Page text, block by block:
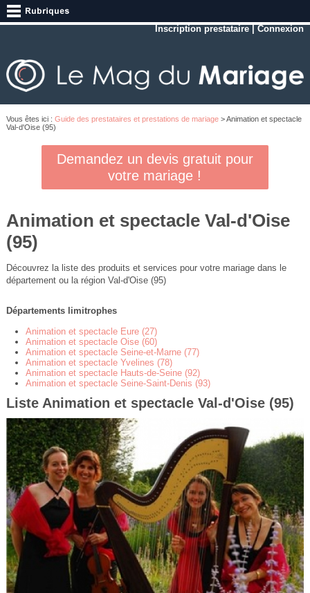
Inscription prestataire |Connexion
Vous êtes ici : Guide des prestataires et prestations de mariage> Animation et spectacle
Val-d'Oise (95)
Demandez un devis gratuit pour
votre mariage !
Animation et spectacle Val-d'Oise
(95)
Découvrez la liste des produits et services pour votre mariage dans le
département ou la région Val-d'Oise (95)
Départements limitrophes
Animation et spectacle Eure (27)
Animation et spectacle Oise (60)
Animation et spectacle Seine-et-Marne (77)
Animation et spectacle Yvelines (78)
Animation et spectacle Hauts-de-Seine (92)
Animation et spectacle Seine-Saint-Denis (93)
Liste Animation et spectacle Val-d'Oise (95)